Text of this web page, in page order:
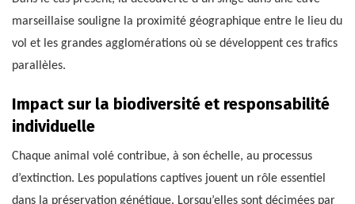
marseillaise souligne la proximité géographique entre le lieu du
vol et les grandes agglomérations où se développent ces trafics
parallèles.
Impact sur la biodiversité et responsabilité
individuelle
Chaque animal volé contribue, à son échelle, au processus
d’extinction. Les populations captives jouent un rôle essentiel
dans la préservation génétique. Lorsqu’elles sont décimées par